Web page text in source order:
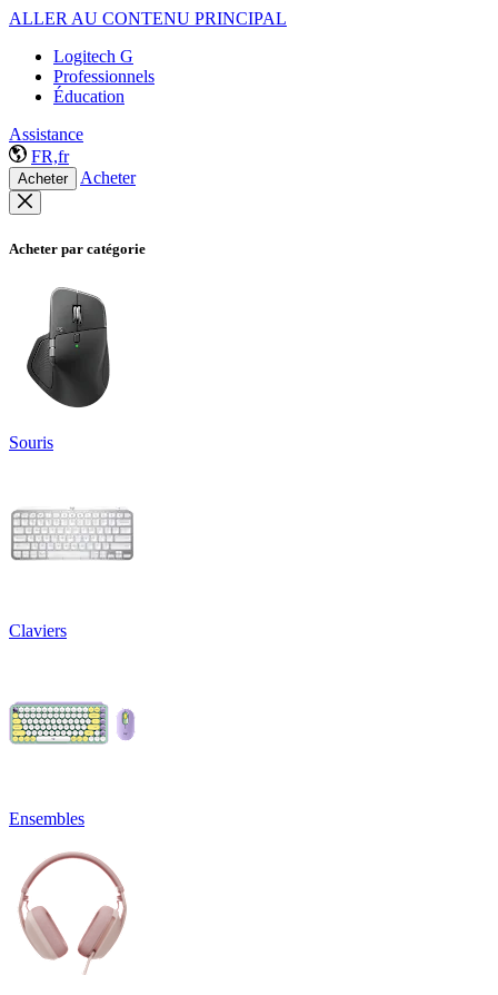
ALLER AU CONTENU PRINCIPAL
Logitech G
Professionnels
Éducation
Assistance
FR,fr
Acheter Acheter
Acheter par catégorie
Souris
Claviers
Ensembles